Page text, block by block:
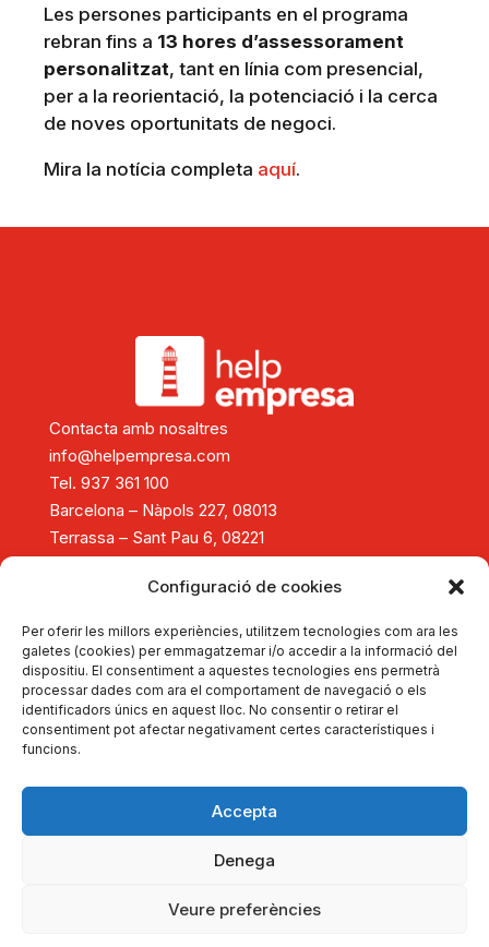
Configuració de cookies
Per oferir les millors experiències, utilitzem tecnologies com ara les
galetes (cookies) per emmagatzemar i/o accedir a la informació del
dispositiu. El consentiment a aquestes tecnologies ens permetrà
processar dades com ara el comportament de navegació o els
identificadors únics en aquest lloc. No consentir o retirar el
consentiment pot afectar negativament certes característiques i
funcions.
Accepta
Denega
Veure preferències
Les persones participants en el programa
rebran fins a 13 hores d’assessorament
personalitzat, tant en línia com presencial,
per a la reorientació, la potenciació i la cerca
de noves oportunitats de negoci.
Mira la notícia completa aquí.
Contacta amb nosaltres
info@helpempresa.com
Tel. 937 361 100
Barcelona – Nàpols 227, 08013
Terrassa – Sant Pau 6, 08221
Consolidació i creixement empresarial
Tancament d'empreses
Formació
Actualitat
Autodiagnostica't
Dona't d'alta
Portal d'Experts
Copyright © 2026 HelpEmpresa
Avís legal
Política de cookies